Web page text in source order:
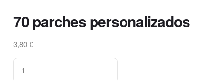
70 parches personalizados
3,80€